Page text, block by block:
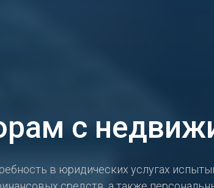
с
в юридических услугах